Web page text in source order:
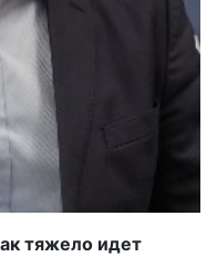
тяжело идет